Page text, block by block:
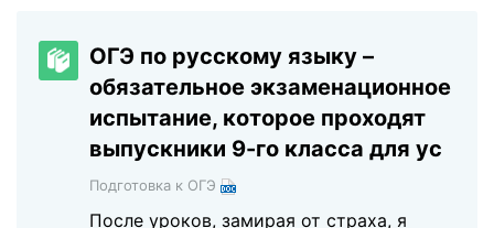
ОГЭ по русскому языку –
обязательное экзаменационное
испытание, которое проходят
выпускники 9-го класса для ус
Подготовка к ОГЭ
После уроков, замирая от страха, я